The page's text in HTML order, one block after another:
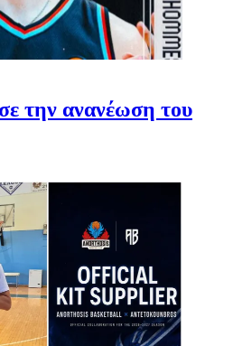
την ανανέωση του